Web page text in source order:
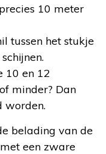
10 meter
tussen het stukje
10 en 12
minder? Dan
worden.
belading van de
een zware